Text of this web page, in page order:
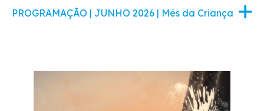
PROGRAMAÇÃO | JUNHO 2026 | Mês da Criança